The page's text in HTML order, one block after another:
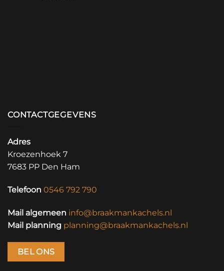
CONTACTGEGEVENS
Adres
Kroezenhoek 7
7683 PP Den Ham
Telefoon 0546 792 790
Mail algemeen info@braakmankachels.nl
Mail planning planning@braakmankachels.nl
BEL ONS